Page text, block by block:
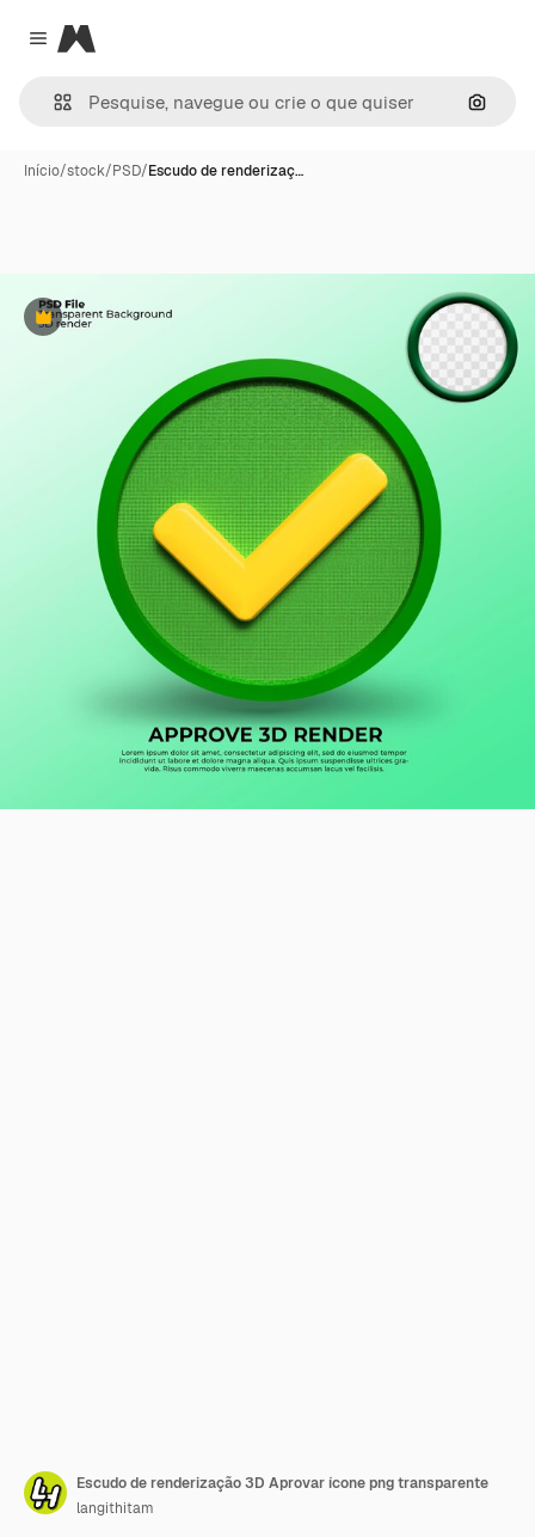
Close menu
Magnific
Início/stock/PSD/Escudo de renderizaç…
Premium
Escudo de renderização 3D Aprovar ícone png transparente
langithitam